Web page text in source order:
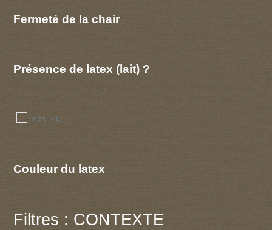
Fermeté de la chair
Présence de latex (lait) ?
non (1)
Couleur du latex
Filtres : CONTEXTE